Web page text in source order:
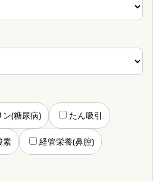
ン(糖尿病) たん吸引
素 経管栄養(鼻腔)